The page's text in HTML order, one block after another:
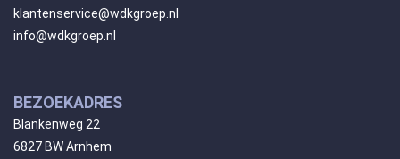
klantenservice@wdkgroep.nl
info@wdkgroep.nl
BEZOEKADRES
Blankenweg 22
6827 BW Arnhem